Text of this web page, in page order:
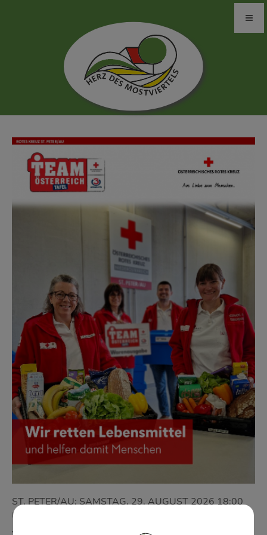
ST. PETER/AU: SAMSTAG, 29. AUGUST 2026 18:00
UHR BIS 20:00 UHR